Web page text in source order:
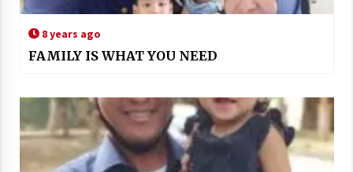
8 years ago
FAMILY IS WHAT YOU NEED